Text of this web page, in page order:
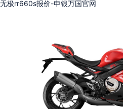
无极rr660s报价-申银万国官网